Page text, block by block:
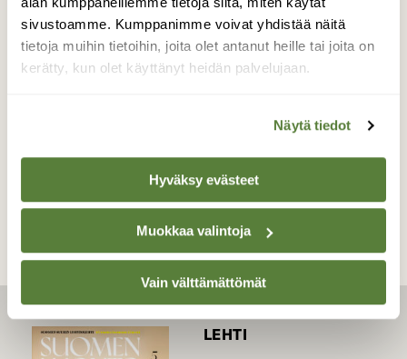
sivustoamme. Kumppanimme voivat yhdistää näitä
tietoja muihin tietoihin, joita olet antanut heille tai joita on
kerätty, kun olet käyttänyt heidän palvelujaan.
Näytä tiedot
Hyväksy evästeet
Muokkaa valintoja
Vain välttämättömät
Näin loppukesällä kottaraiset kerääntyvät
suuriksi parviksi.
TAKAISIN LISTAAN
LEHTI